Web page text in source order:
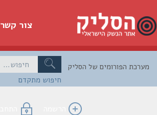
צור קשר
חיפוש מתקדם
הפורומים של הסליק
הרשמה התחבר